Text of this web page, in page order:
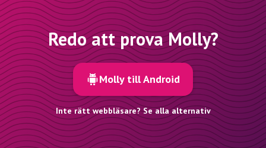
Redo att prova Molly?
Molly till Android
Inte rätt webbläsare? Se alla alternativ